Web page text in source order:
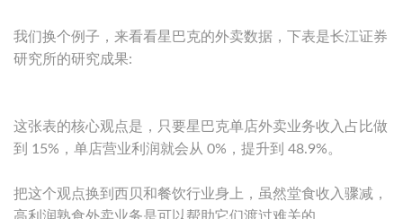
我们换个例子，来看看星巴克的外卖数据，下表是长江证券
研究所的研究成果:
这张表的核心观点是，只要星巴克单店外卖业务收入占比做
到 15%，单店营业利润就会从 0%，提升到 48.9%。
把这个观点换到西贝和餐饮行业身上，虽然堂食收入骤减，
高利润熟食外卖业务是可以帮助它们渡过难关的。